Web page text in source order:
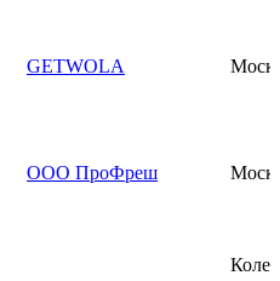
GETWOLA
ООО ПроФреш